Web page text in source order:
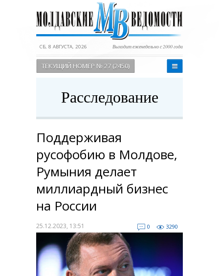
СБ, 8 АВГУСТА, 2026 Выходит еженедельно с 2000 года
ТЕКУЩИЙ НОМЕР № 27 (2450)
Расследование
Поддерживая
русофобию в Молдове,
Румыния делает
миллиардный бизнес
на России
25.12.2023, 13:51 0 3290